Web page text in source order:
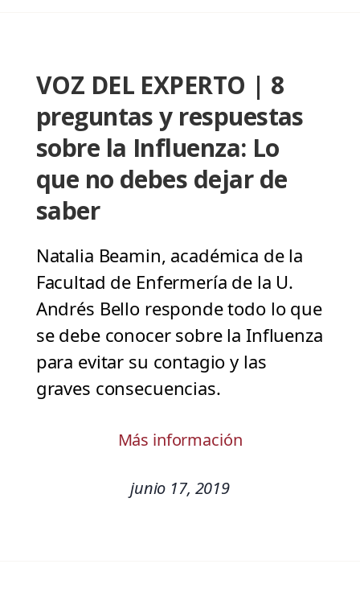
VOZ DEL EXPERTO | 8
preguntas y respuestas
sobre la Influenza: Lo
que no debes dejar de
saber
Natalia Beamin, académica de la
Facultad de Enfermería de la U.
Andrés Bello responde todo lo que
se debe conocer sobre la Influenza
para evitar su contagio y las
graves consecuencias.
Más información
junio 17, 2019